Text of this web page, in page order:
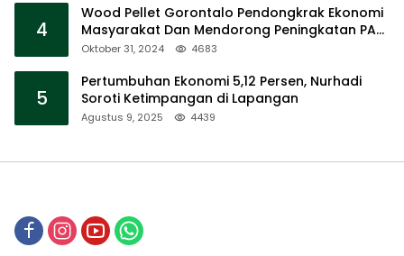
4
Wood Pellet Gorontalo Pendongkrak Ekonomi
Masyarakat Dan Mendorong Peningkatan PAD
Gorontalo
Oktober 31, 2024 4683
5
Pertumbuhan Ekonomi 5,12 Persen, Nurhadi
Soroti Ketimpangan di Lapangan
Agustus 9, 2025 4439